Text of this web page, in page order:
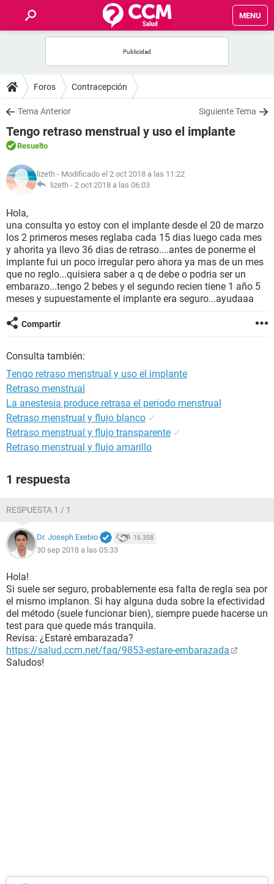
MENU
FOROS
SALUD
FAMILIA
NUTRICIÓN
SEXUALIDAD
GLOSARIO
Foros Contracepción
Tema Anterior Siguiente Tema
Tengo retraso menstrual y uso el implante
Resuelto
lizeth - Modificado el 2 oct 2018 a las 11:22
lizeth - 2 oct 2018 a las 06:03
Hola,
una consulta yo estoy con el implante desde el 20 de marzo
los 2 primeros meses reglaba cada 15 dias luego cada mes
y ahorita ya llevo 36 dias de retraso....antes de ponerme el
implante fui un poco irregular pero ahora ya mas de un mes
que no reglo...quisiera saber a q de debe o podria ser un
embarazo...tengo 2 bebes y el segundo recien tiene 1 año 5
meses y supuestamente el implante era seguro...ayudaaa
Compartir
Consulta también:
Tengo retraso menstrual y uso el implante
Retraso menstrual
La anestesia produce retrasa el periodo menstrual
Retraso menstrual y flujo blanco ✓
Retraso menstrual y flujo transparente ✓
Retraso menstrual y flujo amarillo
1 respuesta
RESPUESTA 1 / 1
Dr. Joseph Exebio 16.358
30 sep 2018 a las 05:33
Hola!
Si suele ser seguro, probablemente esa falta de regla sea por
el mismo implanon. Si hay alguna duda sobre la efectividad
del método (suele funcionar bien), siempre puede hacerse un
test para que quede más tranquila.
Revisa: ¿Estaré embarazada?
https://salud.ccm.net/faq/9853-estare-embarazada
Saludos!